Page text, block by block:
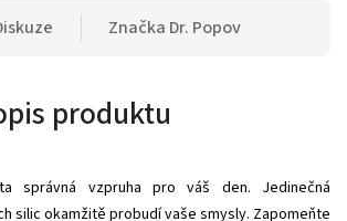
Značka Dr. Popov
produktu
správná vzpruha pro váš den. Jedinečná
silic okamžitě probudí vaše smysly. Zapomeňte